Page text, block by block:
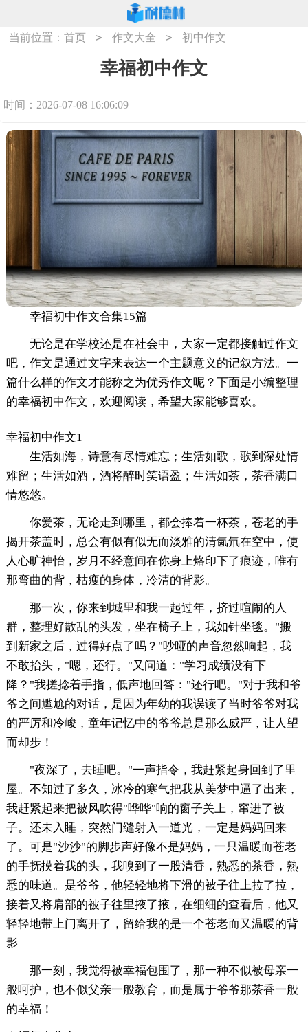
当前位置：首页 > 作文大全 > 初中作文
幸福初中作文
时间：2026-07-08 16:06:09
幸福初中作文合集15篇
无论是在学校还是在社会中，大家一定都接触过作文
吧，作文是通过文字来表达一个主题意义的记叙方法。一
篇什么样的作文才能称之为优秀作文呢？下面是小编整理
的幸福初中作文，欢迎阅读，希望大家能够喜欢。
幸福初中作文1
生活如海，诗意有尽情难忘；生活如歌，歌到深处情
难留；生活如酒，酒将醉时笑语盈；生活如茶，茶香满口
情悠悠。
你爱茶，无论走到哪里，都会捧着一杯茶，苍老的手
揭开茶盖时，总会有似有似无而淡雅的清氤氘在空中，使
人心旷神怡，岁月不经意间在你身上烙印下了痕迹，唯有
那弯曲的背，枯瘦的身体，冷清的背影。
那一次，你来到城里和我一起过年，挤过喧闹的人
群，整理好散乱的头发，坐在椅子上，我如针坐毯。"搬
到新家之后，过得好点了吗？"吵哑的声音忽然响起，我
不敢抬头，"嗯，还行。"又问道："学习成绩没有下
降？"我搓捻着手指，低声地回答："还行吧。"对于我和爷
爷之间尴尬的对话，是因为年幼的我误读了当时爷爷对我
的严厉和冷峻，童年记忆中的爷爷总是那么威严，让人望
而却步！
"夜深了，去睡吧。"一声指令，我赶紧起身回到了里
屋。不知过了多久，冰冷的寒气把我从美梦中逼了出来，
我赶紧起来把被风吹得"哗哗"响的窗子关上，窜进了被
子。还未入睡，突然门缝射入一道光，一定是妈妈回来
了。可是"沙沙"的脚步声好像不是妈妈，一只温暖而苍老
的手抚摸着我的头，我嗅到了一股清香，熟悉的茶香，熟
悉的味道。是爷爷，他轻轻地将下滑的被子往上拉了拉，
接着又将肩部的被子往里掖了掖，在细细的查看后，他又
轻轻地带上门离开了，留给我的是一个苍老而又温暖的背
影
那一刻，我觉得被幸福包围了，那一种不似被母亲一
般呵护，也不似父亲一般教育，而是属于爷爷那茶香一般
的幸福！